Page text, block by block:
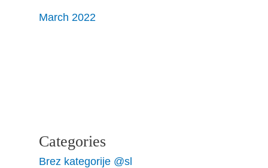
March 2022
Categories
Brez kategorije @sl